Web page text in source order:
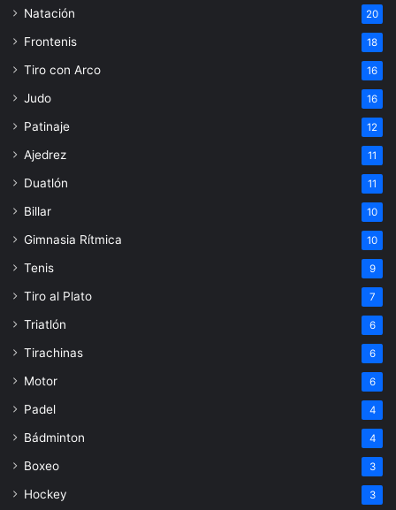
Natación 20
Frontenis 18
Tiro con Arco 16
Judo 16
Patinaje 12
Ajedrez 11
Duatlón 11
Billar 10
Gimnasia Rítmica 10
Tenis 9
Tiro al Plato 7
Triatlón 6
Tirachinas 6
Motor 6
Padel 4
Bádminton 4
Boxeo 3
Hockey 3